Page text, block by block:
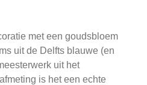
met een goudsbloem
uit de Delfts blauwe (en
uit het
is het een echte